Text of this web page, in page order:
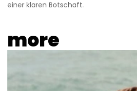
einer klaren Botschaft.
more